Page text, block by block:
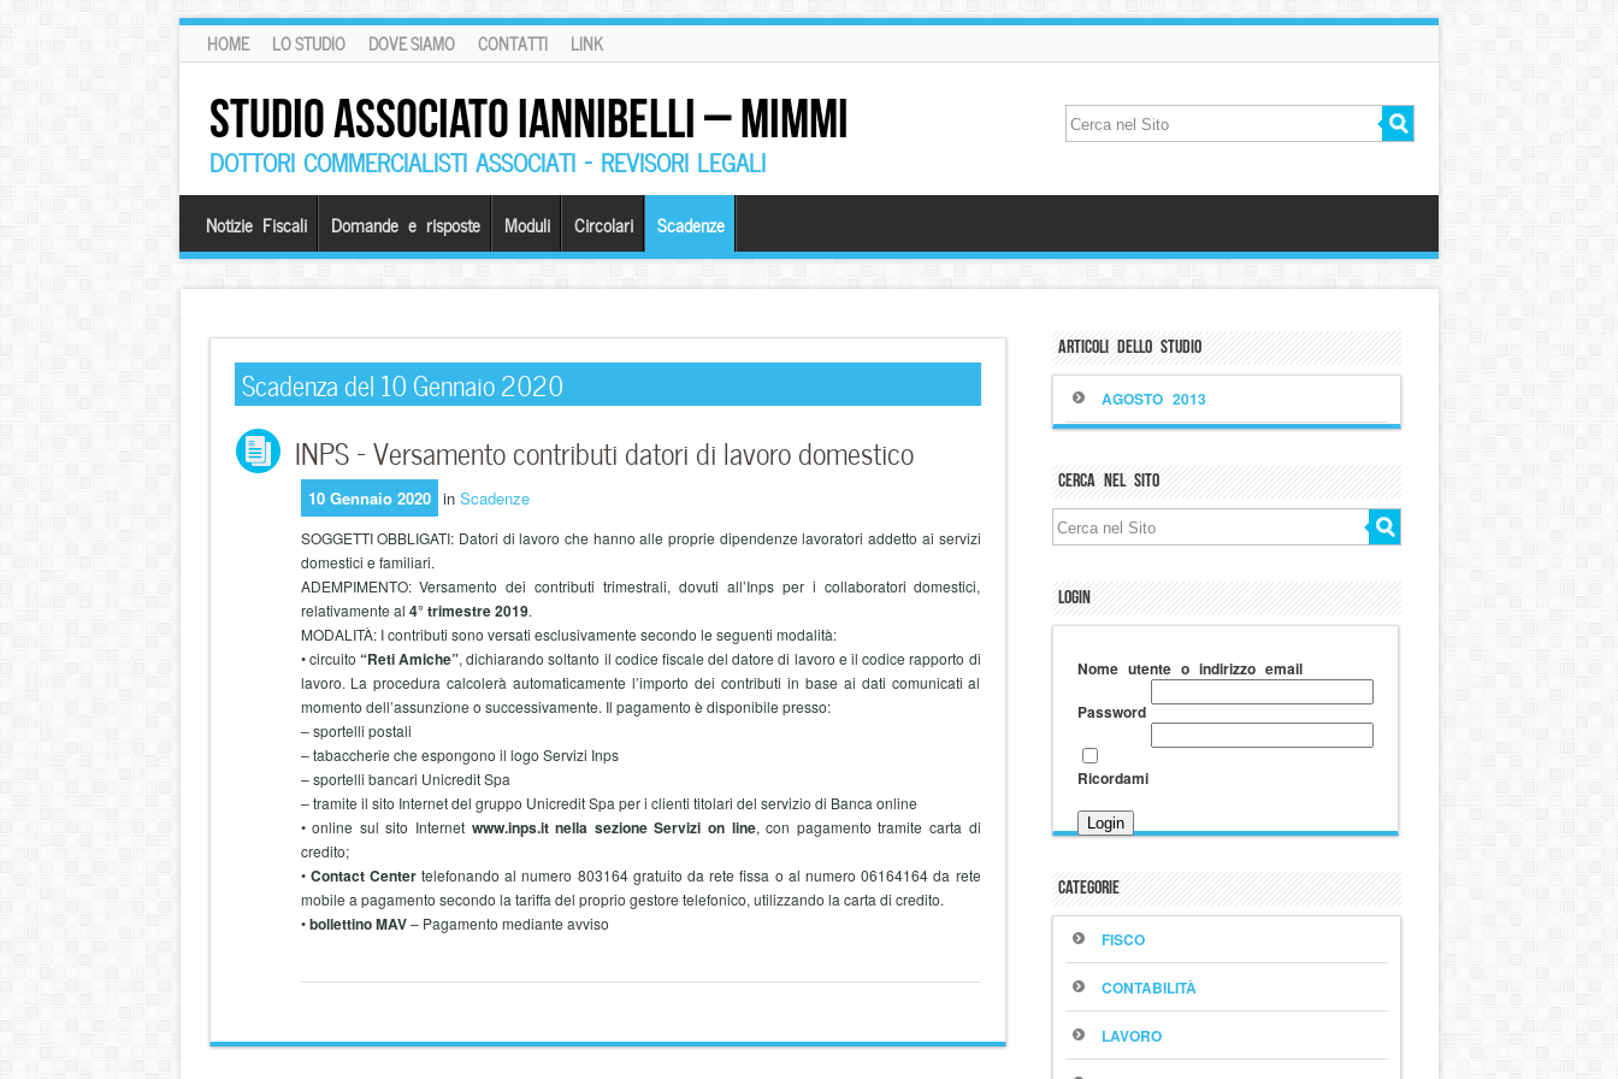
HOME LO STUDIO DOVE SIAMO CONTATTI LINK
STUDIO ASSOCIATO IANNIBELLI – MIMMI
DOTTORI COMMERCIALISTI ASSOCIATI – REVISORI LEGALI
Notizie Fiscali Domande e risposte Moduli Circolari Scadenze
Scadenza del 10 Gennaio 2020
INPS – Versamento contributi datori di lavoro domestico
10 Gennaio 2020 in Scadenze
SOGGETTI OBBLIGATI: Datori di lavoro che hanno alle proprie dipendenze lavoratori addetto ai servizi
domestici e familiari.
ADEMPIMENTO: Versamento dei contributi trimestrali, dovuti all’Inps per i collaboratori domestici,
relativamente al 4° trimestre 2019.
MODALITÀ: I contributi sono versati esclusivamente secondo le seguenti modalità:
• circuito “Reti Amiche”, dichiarando soltanto il codice fiscale del datore di lavoro e il codice rapporto di
lavoro. La procedura calcolerà automaticamente l’importo dei contributi in base ai dati comunicati al
momento dell’assunzione o successivamente. Il pagamento è disponibile presso:
– sportelli postali
– tabaccherie che espongono il logo Servizi Inps
– sportelli bancari Unicredit Spa
– tramite il sito Internet del gruppo Unicredit Spa per i clienti titolari del servizio di Banca online
• online sul sito Internet www.inps.it nella sezione Servizi on line, con pagamento tramite carta di
credito;
• Contact Centertelefonando al numero 803164 gratuito da rete fissa o al numero 06164164 da rete
mobile a pagamento secondo la tariffa del proprio gestore telefonico, utilizzando la carta di credito.
•bollettino MAV– Pagamento mediante avviso
Articoli dello Studio
AGOSTO 2013
Cerca nel sito
Login
Nome utente o indirizzo email
Password
Ricordami
Categorie
FISCO
CONTABILITÀ
LAVORO